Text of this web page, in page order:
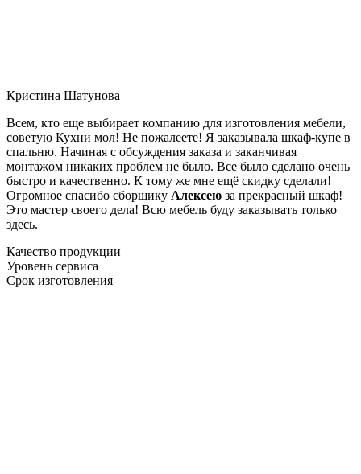
Кристина Шатунова
Всем, кто еще выбирает компанию для изготовления мебели,
советую Кухни мол! Не пожалеете! Я заказывала шкаф-купе в
спальню. Начиная с обсуждения заказа и заканчивая
монтажом никаких проблем не было. Все было сделано очень
быстро и качественно. К тому же мне ещё скидку сделали!
Огромное спасибо сборщику Алексею за прекрасный шкаф!
Это мастер своего дела! Всю мебель буду заказывать только
здесь.
Качество продукции
Уровень сервиса
Срок изготовления